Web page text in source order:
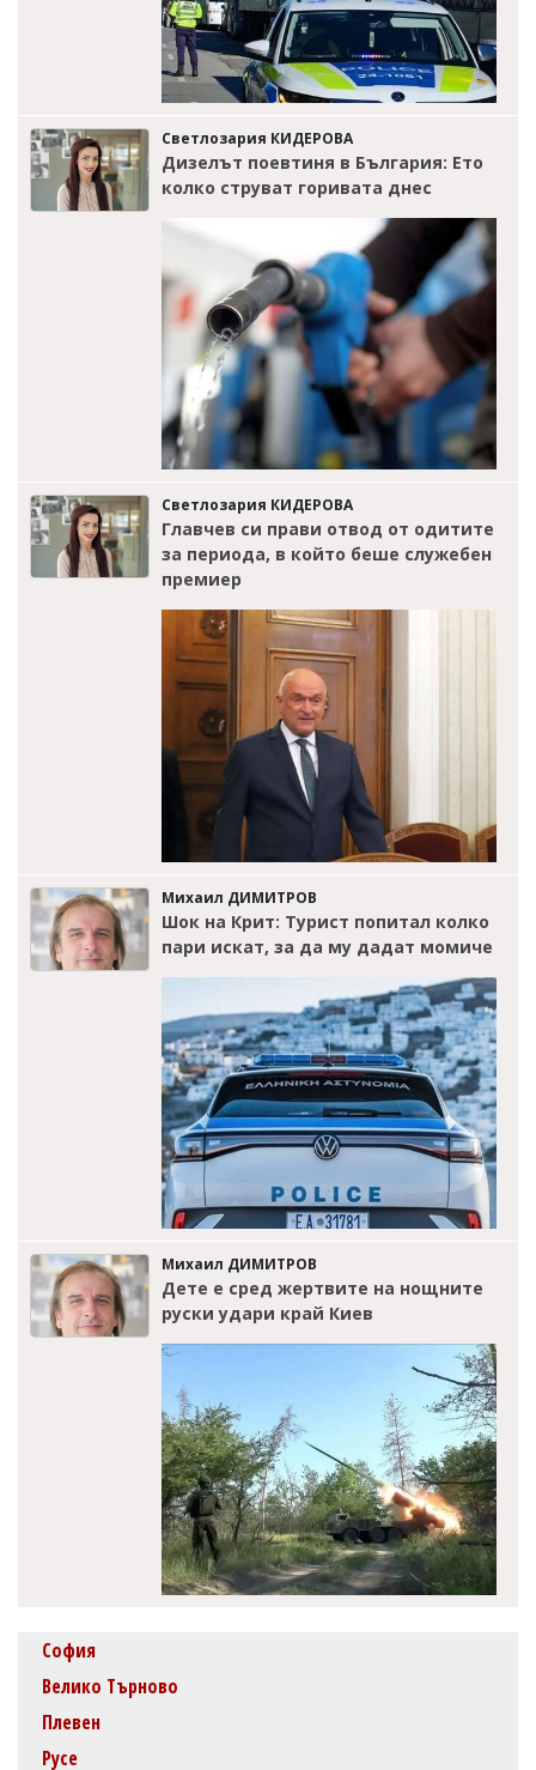
Светлозария КИДЕРОВА
Дизелът поевтиня в България: Ето
колко струват горивата днес
Светлозария КИДЕРОВА
Главчев си прави отвод от одитите
за периода, в който беше служебен
премиер
Михаил ДИМИТРОВ
Шок на Крит: Турист попитал колко
пари искат, за да му дадат момиче
Михаил ДИМИТРОВ
Дете е сред жертвите на нощните
руски удари край Киев
София
Велико Търново
Плевен
Русе